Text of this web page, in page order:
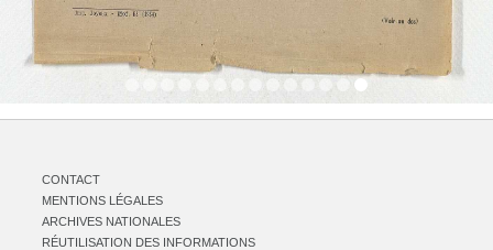
CONTACT
MENTIONS LÉGALES
ARCHIVES NATIONALES
RÉUTILISATION DES INFORMATIONS